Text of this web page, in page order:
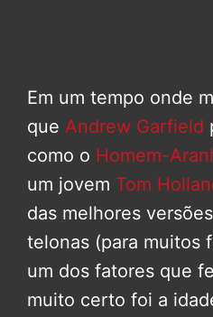
Em um tempo onde
que Andrew Garfield
como o Homem-
um jovem Tom
das melhores
telonas (para muitos
um dos fatores que
muito certo foi a